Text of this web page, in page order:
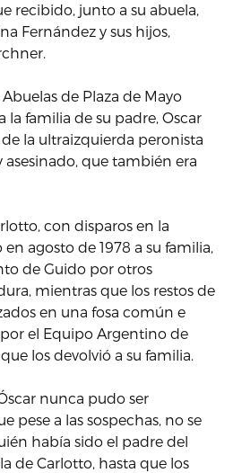
recibido, junto a su abuela,
Fernández y sus hijos,
de Plaza de Mayo
familia de su padre, Oscar
la ultraizquierda peronista
que también era
con disparos en la
agosto de 1978 a su familia,
de Guido por otros
mientras que los restos de
en una fosa común e
el Equipo Argentino de
los devolvió a su familia.
nunca pudo ser
pese a las sospechas, no se
había sido el padre del
de Carlotto, hasta que los